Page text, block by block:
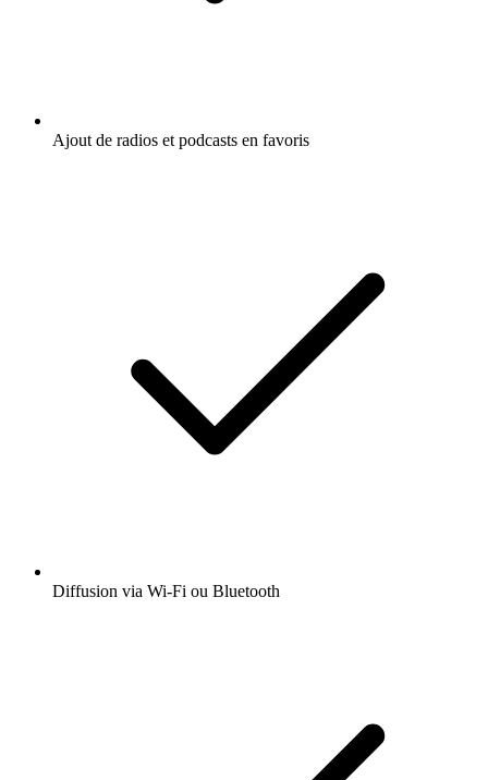
Ajout de radios et podcasts en favoris
Diffusion via Wi-Fi ou Bluetooth